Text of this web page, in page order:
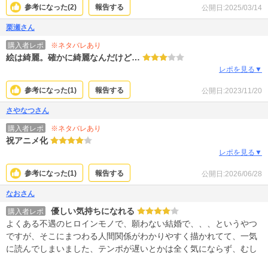
公開日:2025/03/14
参考になった(2) 報告する
栗瀬さん
購入者レポ ※ネタバレあり
絵は綺麗。確かに綺麗なんだけど…
レポを見る▼
公開日:2023/11/20
参考になった(1) 報告する
さやなつさん
購入者レポ ※ネタバレあり
祝アニメ化
レポを見る▼
公開日:2026/06/28
参考になった(1) 報告する
なおさん
購入者レポ
優しい気持ちになれる
よくある不遇のヒロインモノで、願わない結婚で、、、というやつ
ですが、そこにまつわる人間関係がわかりやすく描かれてて、一気
に読んでしまいました、テンポが遅いとかは全く気にならず、むし